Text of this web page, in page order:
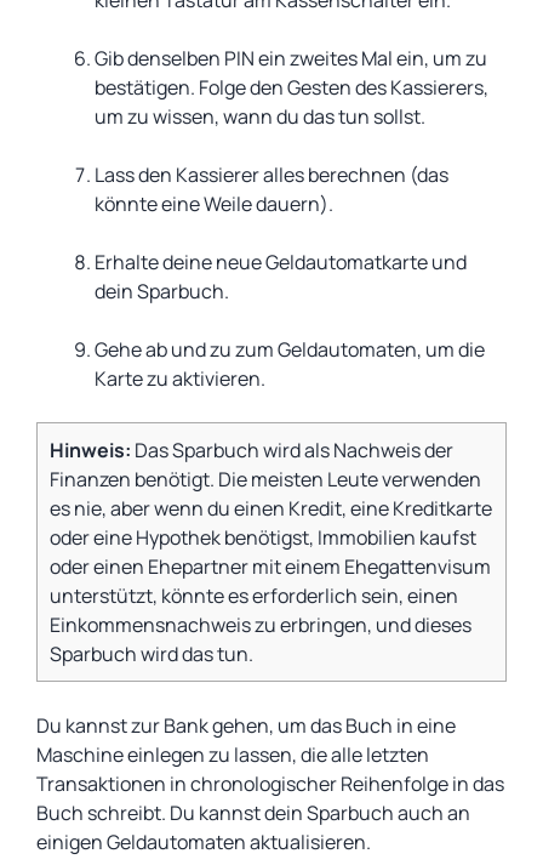
Gib denselben PIN ein zweites Mal ein, um zu
bestätigen. Folge den Gesten des Kassierers,
um zu wissen, wann du das tun sollst.
Lass den Kassierer alles berechnen (das
könnte eine Weile dauern).
Erhalte deine neue Geldautomatkarte und
dein Sparbuch.
Gehe ab und zu zum Geldautomaten, um die
Karte zu aktivieren.
Hinweis: Das Sparbuch wird als Nachweis der
Finanzen benötigt. Die meisten Leute verwenden
es nie, aber wenn du einen Kredit, eine Kreditkarte
oder eine Hypothek benötigst, Immobilien kaufst
oder einen Ehepartner mit einem Ehegattenvisum
unterstützt, könnte es erforderlich sein, einen
Einkommensnachweis zu erbringen, und dieses
Sparbuch wird das tun.
Du kannst zur Bank gehen, um das Buch in eine
Maschine einlegen zu lassen, die alle letzten
Transaktionen in chronologischer Reihenfolge in das
Buch schreibt. Du kannst dein Sparbuch auch an
einigen Geldautomaten aktualisieren.